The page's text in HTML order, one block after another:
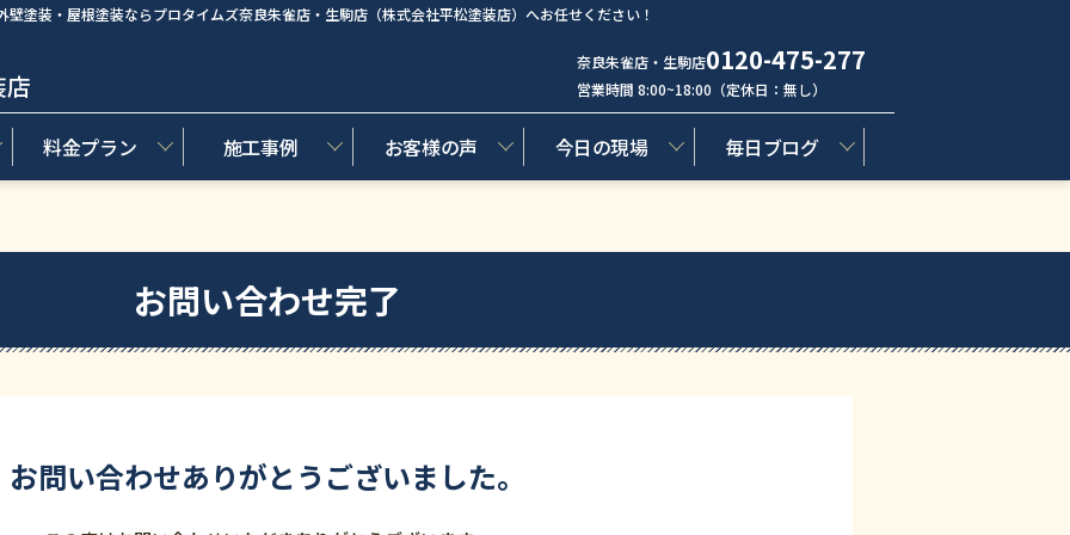
壁塗装・屋根塗装ならプロタイムズ奈良朱雀店・生駒店（株式会社平松塗装店）へお任せください！
奈良朱雀店・生駒店0120-475-277
営業時間 8:00~18:00（定休日：無し）
料金プラン 施工事例 お客様の声 今日の現場 毎日ブログ
お問い合わせ完了
お問い合わせありがとうございました。